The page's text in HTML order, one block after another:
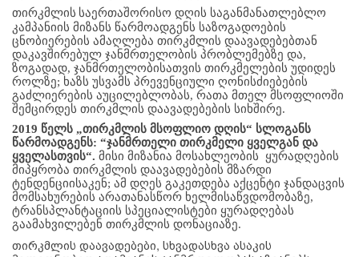
თირკმლის საერთაშორისო დღის საგანმანათლებლო
კამპანიის მიზანს წარმოადგენს საზოგადოების
ცნობიერების ამაღლება თირკმლის დაავადებებთან
დაკავშირებულ ჯანმრთელობის პრობლემებზე და,
ზოგადად, ჯანმრთელობისათვის თირკმელების უდიდეს
როლზე; ხაზს უსვამს პრევენციული ღონისძიებების
გაძლიერების აუცილებლობას, რათა მთელ მსოფლიოში
შემცირდეს თირკმლის დაავადებების სიხშირე.
2019 წელს „თირკმლის მსოფლიო დღის“ სლოგანს
წარმოადგენს: “ჯანმრთელი თირკმელი ყველგან და
ყველასთვის“. მისი მიზანია მოსახლეობის  ყურადღების
მიპყრობა თირკმლის დაავადებების მზარდი
ტენდენციისაკენ; ამ დღეს გაკეთდება აქცენტი ჯანდაცვის
მომსახურების არათანასწორ ხელმისაწვდომობაზე,
ტრანსპლანტაციის სპეციალისტები ყურადღებას
გაამახვილებენ თირკმლის დონაციაზე.
თირკმლის დაავადებები, სხვადასხვა ასაკის